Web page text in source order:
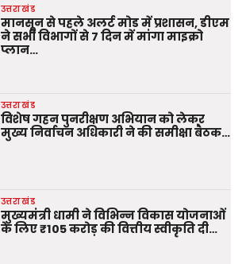
उत्तराखंड
मानसून से पहले अलर्ट मोड में प्रशासन, डीएम
ने सभी विभागों से 7 दिन में मांगा माइक्रो
प्लान…
उत्तराखंड
विशेष गहन पुनरीक्षण अभियान को लेकर
मुख्य निर्वाचन अधिकारी ने की समीक्षा बैठक…
उत्तराखंड
मुख्यमंत्री धामी ने विभिन्न विकास योजनाओं
के लिए ₹105 करोड़ की वित्तीय स्वीकृति दी…